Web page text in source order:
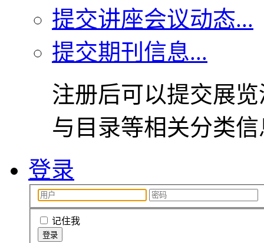
提交讲座会议动态...
提交期刊信息...
注册后可以提交展
与目录等相关分类
登录
记住我